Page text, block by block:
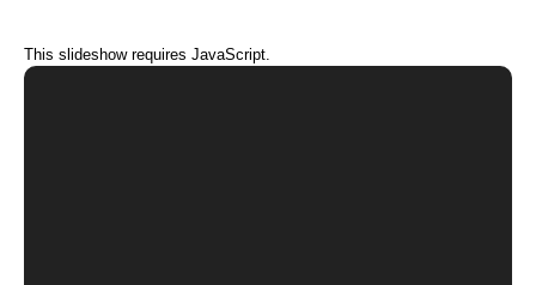
This slideshow requires JavaScript.